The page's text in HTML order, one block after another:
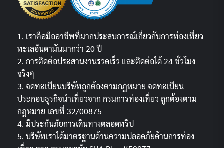
1. เราคือมืออาชีพที่มากประสบการณ์เกี่ยวกับการท่องเที่ยว
ทะเลอันดามันมากว่า 20 ปี
2. การติดต่อประสานงานรวดเร็ว และติดต่อได้ 24 ชั่วโมง
จริงๆ
3. จดทะเบียนบริษัทถูกต้องตามกฏหมาย จดทะเบียน
ประกอบธุรกิจนำเที่ยวจาก กรมการท่องเที่ยว ถูกต้องตาม
กฎหมาย เลขที่ 32/00875
4. มีประกันภัยการเดินทางตลอดทริป
5. บริษัทเราได้มาตรฐานด้านความปลอดภัยด้านการท่อง